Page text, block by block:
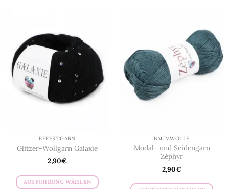
EFFEKTGARN
Glitzer-Wollgarn Galaxie
2,90€
AUSFÜHRUNG WÄHLEN
BAUMWOLLE
Modal- und Seidengarn
Zéphyr
2,90€